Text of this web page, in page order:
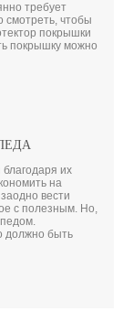
требует
смотреть, чтобы
покрышки
покрышку можно
их
на
вести
с полезным. Но,
должно быть